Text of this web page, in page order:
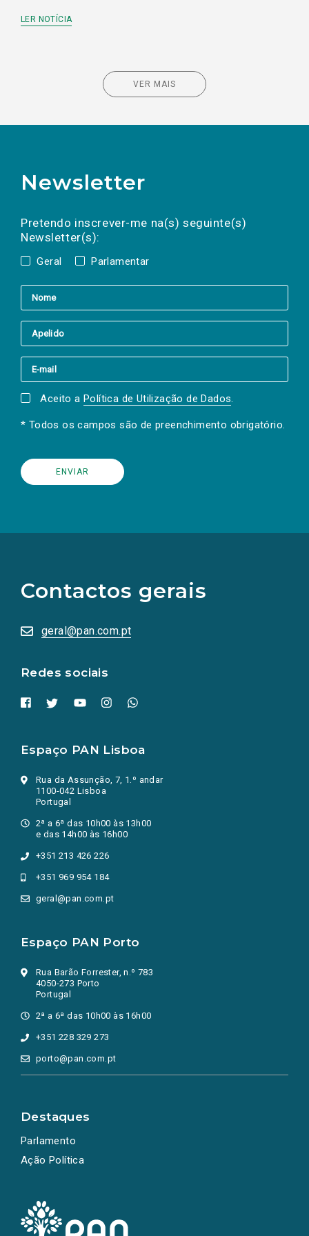
LER NOTÍCIA
VER MAIS
Newsletter
Pretendo inscrever-me na(s) seguinte(s)
Newsletter(s):
Geral Parlamentar
a(s) newsletter(s).
mail
Aceito a Política de Utilização de Dados.
* Todos os campos são de preenchimento obrigatório.
Contactos gerais
geral@pan.com.pt
Redes sociais
redes
sociais
numa
nova
Espaço PAN Lisboa
Rua da Assunção, 7, 1.º andar
1100-042 Lisboa
Portugal
2ª a 6ª das 10h00 às 13h00
e das 14h00 às 16h00
+351 213 426 226
+351 969 954 184
geral@pan.com.pt
Espaço PAN Porto
Rua Barão Forrester, n.º 783
4050-273 Porto
Portugal
2ª a 6ª das 10h00 às 16h00
+351 228 329 273
porto@pan.com.pt
Destaques
Parlamento
Ação Política